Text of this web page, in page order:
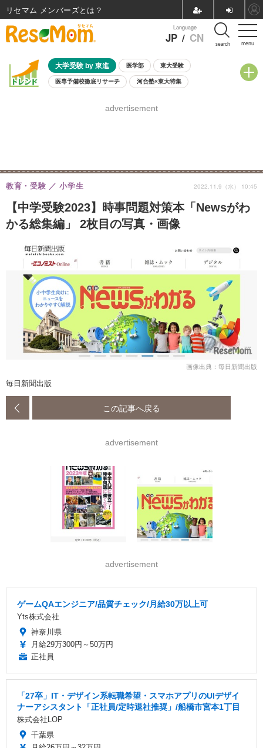
menu
Language
JP / CN search
大学受験 by 東進 医学部 東大受験
医専予備校徹底リサーチ 河合塾×東大特集
8月開催学校説明会・相談会
advertisement
【中学受験2023】時事問題対策本「Newsがわ
かる総集編」 2枚目の写真・画像
教育・受験 小学生 2022.11.9（水） 10:45
画像出典：毎日新聞出版
毎日新聞出版
この記事へ戻る
advertisement
advertisement
ゲームQAエンジニア/品質チェック/月給30万以上可
Yts株式会社
神奈川県
月給29万300円～50万円
正社員
「27卒」IT・デザイン系転職希望・スマホアプリのUIデザイ
ナーアシスタント「正社員/定時退社推奨」/船橋市宮本1丁目
株式会社LOP
千葉県
リセマム メンバーズ